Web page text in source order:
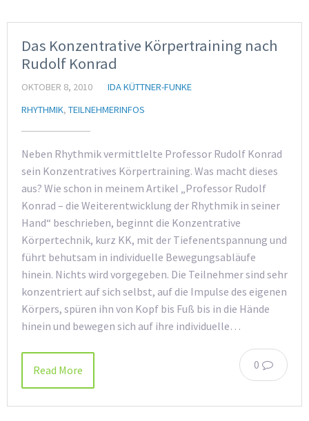
Das Konzentrative Körpertraining nach
Rudolf Konrad
OKTOBER 8, 2010
IDA KÜTTNER-FUNKE
RHYTHMIK, TEILNEHMERINFOS
Neben Rhythmik vermittlelte Professor Rudolf Konrad
sein Konzentratives Körpertraining. Was macht dieses
aus? Wie schon in meinem Artikel „Professor Rudolf
Konrad – die Weiterentwicklung der Rhythmik in seiner
Hand“ beschrieben, beginnt die Konzentrative
Körpertechnik, kurz KK, mit der Tiefenentspannung und
führt behutsam in individuelle Bewegungsabläufe
hinein. Nichts wird vorgegeben. Die Teilnehmer sind sehr
konzentriert auf sich selbst, auf die Impulse des eigenen
Körpers, spüren ihn von Kopf bis Fuß bis in die Hände
hinein und bewegen sich auf ihre individuelle…
0
Read More